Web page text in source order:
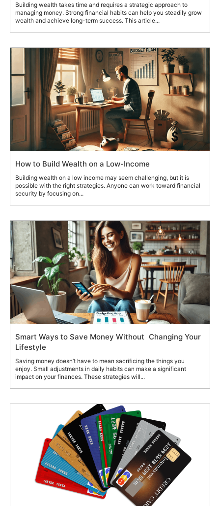
Building wealth takes time and requires a strategic approach to
managing money. Strong financial habits can help you steadily grow
wealth and achieve long-term success. This article...
How to Build Wealth on a Low-Income
Building wealth on a low income may seem challenging, but it is
possible with the right strategies. Anyone can work toward financial
security by focusing on...
Smart Ways to Save Money Without Changing Your
Lifestyle
Saving money doesn’t have to mean sacrificing the things you
enjoy. Small adjustments in daily habits can make a significant
impact on your finances. These strategies will...